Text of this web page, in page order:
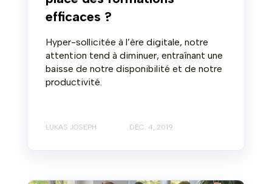
efficaces ?
Hyper-sollicitée à l’ère digitale, notre
attention tend à diminuer, entraînant une
baisse de notre disponibilité et de notre
productivité.
LUKAS JOSEPH DÉC. 4, 2019